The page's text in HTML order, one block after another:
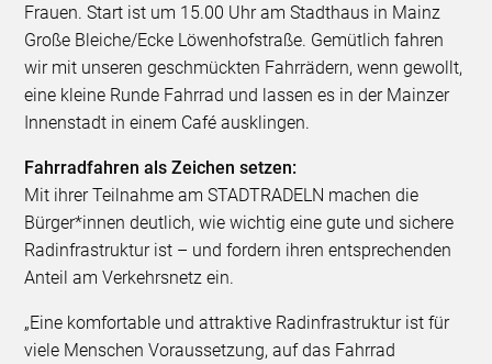
Frauen. Start ist um 15.00 Uhr am Stadthaus in Mainz
Große Bleiche/Ecke Löwenhofstraße. Gemütlich fahren
wir mit unseren geschmückten Fahrrädern, wenn gewollt,
eine kleine Runde Fahrrad und lassen es in der Mainzer
Innenstadt in einem Café ausklingen.
Fahrradfahren als Zeichen setzen:
Mit ihrer Teilnahme am STADTRADELN machen die
Bürger*innen deutlich, wie wichtig eine gute und sichere
Radinfrastruktur ist – und fordern ihren entsprechenden
Anteil am Verkehrsnetz ein.
„Eine komfortable und attraktive Radinfrastruktur ist für
viele Menschen Voraussetzung, auf das Fahrrad